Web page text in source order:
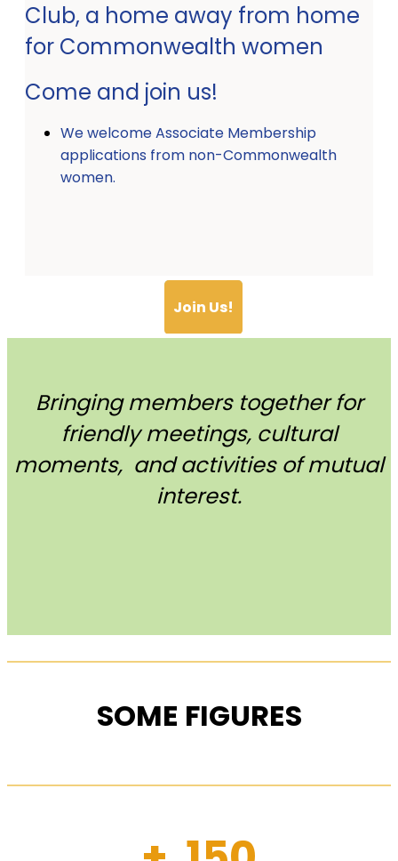
Club, a home away from home
for Commonwealth women
Come and join us!
We welcome Associate Membership
applications from non-Commonwealth
women.
Join Us!
Bringing members together for
friendly meetings, cultural
moments, and activities of mutual
interest.
SOME FIGURES